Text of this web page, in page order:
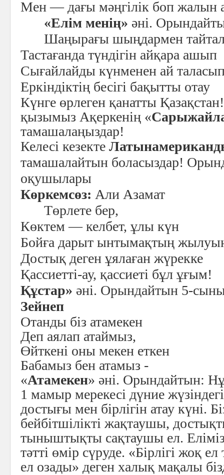
Мен — дағы мәңгілік боп жалын
«Елім менің» әні.
Шаңырағы шыңдармен
Тастағанда түндігін айқара ашып
Сығайлайды күнменен ай
Еркіндіктің бесігі бақытты отау
Күнге өрлеген қанатты
қызымыз Ақеркенің «
тамашалаңыздар!
Келесі кезекте
тамашалайтын боласыздар!
оқушылары
Көркемсөз: Али Азамат
Төрлете бер,
Көктем — келбет, ұлы күн
Бойға дарыт ынтымақтың
Достық деген ұялаған жүрекке
Қассиетті-ау, қассиеті бұл ұғым!
Құстар» әні. Орындайтын 5-
Зейнеп
Отанды біз атамекен
Деп аялап атаймыз,
Өйткені оны мекен еткен
Бабамыз бен атамыз -
«Атамекен» әні. Орындайтын:
1 мамыр мерекесі дүние
достығы мен бірлігін атау күні.
бейбітшілікті жақтаушы,
тыныштықты сақтаушы ел.
тәтті өмір сүруде. «Бірлігі жоқ
ел озады» деген халық мақалы